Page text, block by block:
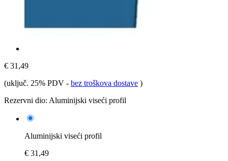
€ 31,49
(uključ. 25% PDV - bez troškova dostave )
Rezervni dio: Aluminijski viseći profil
Aluminijski viseći profil
€ 31,49